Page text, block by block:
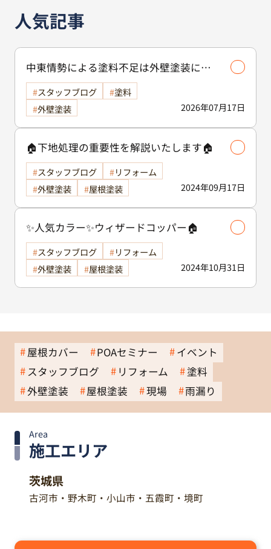
人気記事
中東情勢による塗料不足は外壁塗装に影
響する？古河市で工事を検討中の方へ
2026年07月17日
スタッフブログ
塗料
外壁塗装
🏠下地処理の重要性を解説いたします🏠
2024年09月17日
スタッフブログ
リフォーム
外壁塗装
屋根塗装
✨人気カラー✨ウィザードコッパー🏠
2024年10月31日
スタッフブログ
リフォーム
外壁塗装
屋根塗装
屋根カバー POAセミナー
イベント
スタッフブログ
リフォーム
塗料
外壁塗装
屋根塗装 現場 雨漏り
施工エリア
Area
茨城県
古河市・野木町・小山市・五霞町・境町